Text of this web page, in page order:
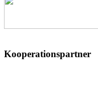
Kooperationspartner